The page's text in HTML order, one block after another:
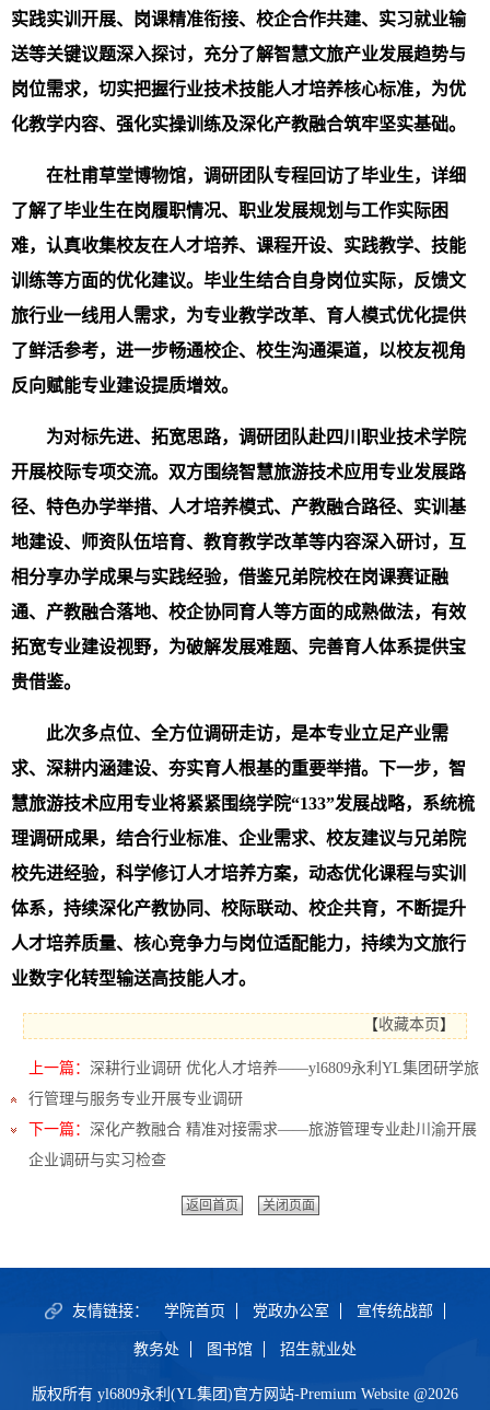
实践实训开展、岗课精准衔接、校企合作共建、实习就业输
送等关键议题深入探讨，充分了解智慧文旅产业发展趋势与
岗位需求，切实把握行业技术技能人才培养核心标准，为优
化教学内容、强化实操训练及深化产教融合筑牢坚实基础。
在杜甫草堂博物馆，调研团队专程回访了毕业生，详细
了解了毕业生在岗履职情况、职业发展规划与工作实际困
难，认真收集校友在人才培养、课程开设、实践教学、技能
训练等方面的优化建议。毕业生结合自身岗位实际，反馈文
旅行业一线用人需求，为专业教学改革、育人模式优化提供
了鲜活参考，进一步畅通校企、校生沟通渠道，以校友视角
反向赋能专业建设提质增效。
为对标先进、拓宽思路，调研团队赴四川职业技术学院
开展校际专项交流。双方围绕智慧旅游技术应用专业发展路
径、特色办学举措、人才培养模式、产教融合路径、实训基
地建设、师资队伍培育、教育教学改革等内容深入研讨，互
相分享办学成果与实践经验，借鉴兄弟院校在岗课赛证融
通、产教融合落地、校企协同育人等方面的成熟做法，有效
拓宽专业建设视野，为破解发展难题、完善育人体系提供宝
贵借鉴。
此次多点位、全方位调研走访，是本专业立足产业需
求、深耕内涵建设、夯实育人根基的重要举措。下一步，智
慧旅游技术应用专业将紧紧围绕学院“133”发展战略， 系统梳
理调研成果，结合行业标准、企业需求、校友建议与兄弟院
校先进经验，科学修订人才培养方案，动态优化课程与实训
体系，持续深化产教协同、校际联动、校企共育，不断提升
人才培养质量、核心竞争力与岗位适配能力，持续为文旅行
业数字化转型输送高技能人才。
【收藏本页 】
上一篇： 深耕行业调研 优化人才培养——yl6809永利YL集团研学旅
行管理与服务专业开展专业调研
下一篇： ​深化产教融合 精准对接需求——旅游管理专业赴川渝开展
企业调研与实习检查
返回首页 关闭页面
友情链接： 学院首页 党政办公室 宣传统战部
教务处 图书馆 招生就业处
版权所有 yl6809永利(YL集团)官方网站-Premium Website @2026